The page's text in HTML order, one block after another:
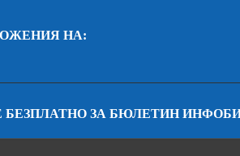
НА:
БЕЗПЛАТНО ЗА БЮЛЕТИН